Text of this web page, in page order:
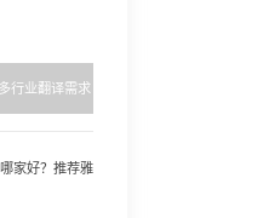
行业翻译需求
家好？推荐雅